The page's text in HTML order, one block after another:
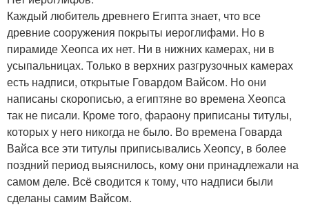
Каждый любитель древнего Египта знает, что все
древние сооружения покрыты иероглифами. Но в
пирамиде Хеопса их нет. Ни в нижних камерах, ни в
усыпальницах. Только в верхних разгрузочных камерах
есть надписи, открытые Говардом Вайсом. Но они
написаны скорописью, а египтяне во времена Хеопса
так не писали. Кроме того, фараону приписаны титулы,
которых у него никогда не было. Во времена Говарда
Вайса все эти титулы приписывались Хеопсу, в более
поздний период выяснилось, кому они принадлежали на
самом деле. Всё сводится к тому, что надписи были
сделаны самим Вайсом.